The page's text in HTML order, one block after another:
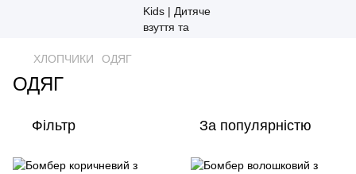
ХЛОПЧИКИ ОДЯГ
ОДЯГ
Фільтр За популярністю